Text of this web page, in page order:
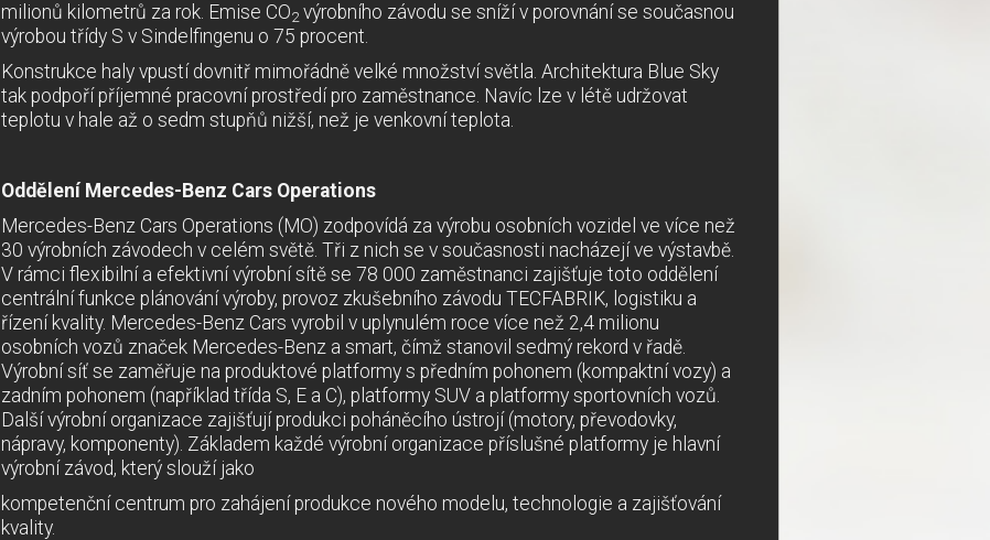
milionů kilometrů za rok. Emise CO2 výrobního závodu se sníží v porovnání se současnou
výrobou třídy S v Sindelfingenu o 75 procent.
Konstrukce haly vpustí dovnitř mimořádně velké množství světla. Architektura Blue Sky
tak podpoří příjemné pracovní prostředí pro zaměstnance. Navíc lze v létě udržovat
teplotu v hale až o sedm stupňů nižší, než je venkovní teplota.
Oddělení Mercedes-Benz Cars Operations
Mercedes-Benz Cars Operations (MO) zodpovídá za výrobu osobních vozidel ve více než
30 výrobních závodech v celém světě. Tři z nich se v současnosti nacházejí ve výstavbě.
V rámci flexibilní a efektivní výrobní sítě se 78 000 zaměstnanci zajišťuje toto oddělení
centrální funkce plánování výroby, provoz zkušebního závodu TECFABRIK, logistiku a
řízení kvality. Mercedes-Benz Cars vyrobil v uplynulém roce více než 2,4 milionu
osobních vozů značek Mercedes-Benz a smart, čímž stanovil sedmý rekord v řadě.
Výrobní síť se zaměřuje na produktové platformy s předním pohonem (kompaktní vozy) a
zadním pohonem (například třída S, E a C), platformy SUV a platformy sportovních vozů.
Další výrobní organizace zajišťují produkci poháněcího ústrojí (motory, převodovky,
nápravy, komponenty). Základem každé výrobní organizace příslušné platformy je hlavní
výrobní závod, který slouží jako
kompetenční centrum pro zahájení produkce nového modelu, technologie a zajišťování
kvality.